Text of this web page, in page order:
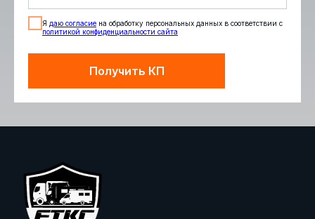
Я даю согласие на обработку персональных данных в соответствии с
политикой конфиденциальности сайта
Получить КП